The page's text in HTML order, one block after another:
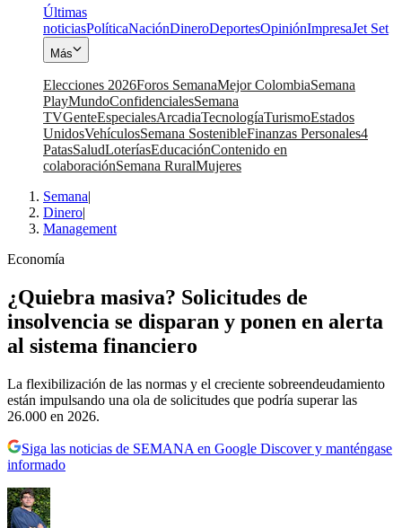
Últimas
noticiasPolíticaNaciónDineroDeportesOpiniónImpresaJet Set
Más
Elecciones 2026Foros SemanaMejor ColombiaSemana
PlayMundoConfidencialesSemana
TVGenteEspecialesArcadiaTecnologíaTurismoEstados
UnidosVehículosSemana SostenibleFinanzas Personales4
PatasSaludLoteríasEducaciónContenido en
colaboraciónSemana RuralMujeres
Semana|
Dinero|
Management
Economía
¿Quiebra masiva? Solicitudes de
insolvencia se disparan y ponen en alerta
al sistema financiero
La flexibilización de las normas y el creciente sobreendeudamiento
están impulsando una ola de solicitudes que podría superar las
26.000 en 2026.
Siga las noticias de SEMANA en Google Discover y manténgase
informado